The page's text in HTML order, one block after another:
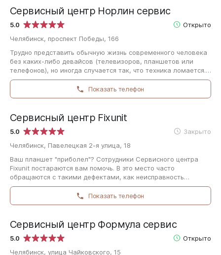
5.0 Открыто
Сервисный центр Норлин сервис
Челябинск, проспект Победы, 166
Трудно представить обычную жизнь современного человека
без каких-либо девайсов (телевизоров, планшетов или
телефонов), но иногда случается так, что техника ломается.
Если это случилось с вашей…
Показать телефон
5.0 Закрыто
Сервисный центр Fixunit
Челябинск, Павелецкая 2-я улица, 18
Ваш планшет "приболел"? Сотрудники Сервисного центра
Fixunit постараются вам помочь. В это место часто
обращаются с такими дефектами, как неисправность
микрофона, батареи или фотокамеры (например,…
Показать телефон
5.0 Открыто
Сервисный центр Формула сервис
Челябинск, улица Чайковского, 15